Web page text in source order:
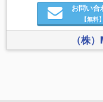
お問い合
【無料】
（株